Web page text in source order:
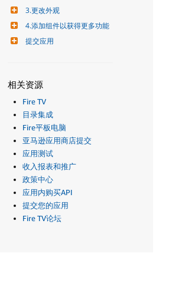
3.更改外观
4.添加组件以获得更多功能
提交应用
相关资源
Fire TV
目录集成
Fire平板电脑
亚马逊应用商店提交
应用测试
收入报表和推广
政策中心
应用内购买API
提交您的应用
Fire TV论坛